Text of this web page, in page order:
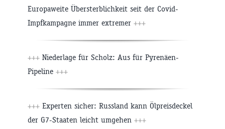
Europaweite Übersterblichkeit seit der Covid-
Impfkampagne immer extremer +++
+++ Niederlage für Scholz: Aus für Pyrenäen-
Pipeline +++
+++ Experten sicher: Russland kann Ölpreisdeckel
der G7-Staaten leicht umgehen +++